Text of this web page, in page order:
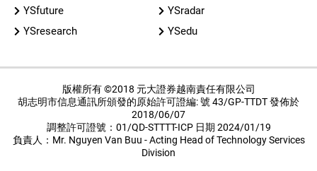
YSfuture
YSradar
YSresearch
YSedu
版權所有 ©2018 元大證券越南責任有限公司
胡志明市信息通訊所頒發的原始許可證編: 號 43/GP-TTDT 發佈於
2018/06/07
調整許可證號：01/QD-STTTT-ICP 日期 2024/01/19
負責人：Mr. Nguyen Van Buu - Acting Head of Technology Services
Division